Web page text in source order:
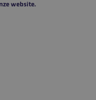
website.